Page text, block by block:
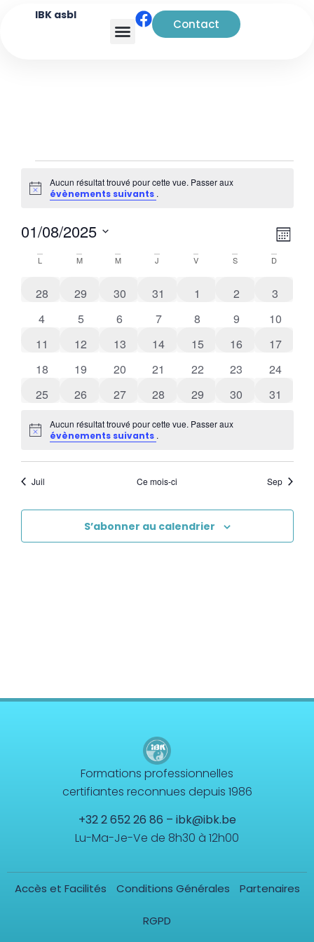
IBK asbl
Contact
Notice
Aucun résultat trouvé pour cette vue. Passer aux
évènements suivants .
par
de
Mois
01/08/2025
Sélectionnez
une
Calendrier
Évènements
L M M J V S D
0 évènements
28 0 évènements
29 0 évènements
30 0 évènements
31 0 évènements
1 0 évènements
2 0
3
0 évènements
4 0 évènements
5 0 évènements
6 0 évènements
7 0 évènements
8 0 évènements
9 0
10
0 évènements
11 0 évènements
12 0 évènements
13 0 évènements
14 0 évènements
15 0 évènements
16 0
17
0 évènements
18 0 évènements
19 0 évènements
20 0 évènements
21 0 évènements
22 0 évènements
23 0
24
0 évènements
25 0 évènements
26 0 évènements
27 0 évènements
28 0 évènements
29 0 évènements
30 0
31
Notice
Aucun résultat trouvé pour cette vue. Passer aux
évènements suivants .
Juil Ce mois-ci Sep
S’abonner au calendrier
Formations professionnelles
certifiantes reconnues depuis 1986
+32 2 652 26 86 – ibk@ibk.be
Lu-Ma-Je-Ve de 8h30 à 12h00
Accès et Facilités Conditions Générales Partenaires
RGPD